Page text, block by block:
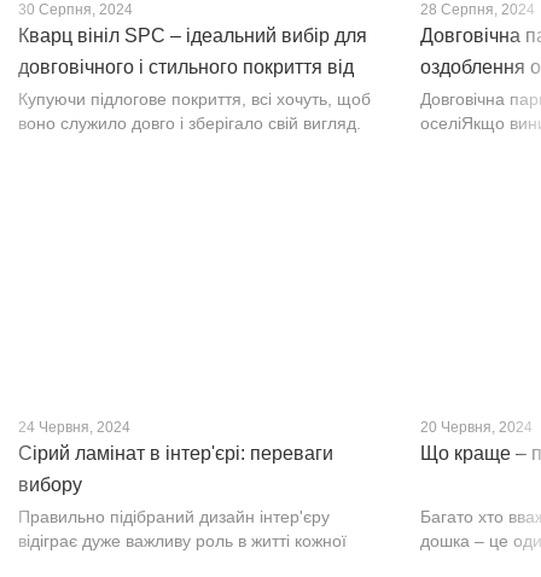
30 Серпня, 2024
Кварц вініл SPC – ідеальний вибір для
довговічного і стильного покриття від
PROFLOOR
Купуючи підлогове покриття, всі хочуть, щоб
воно служило довго і зберігало свій вигляд.
28 Серпня, 2024
Довговічна
оздоблення
Довговічна
оселіЯкщо
24 Червня, 2024
Сірий ламінат в інтер'єрі: переваги
вибору
Правильно підібраний дизайн інтер'єру
відіграє дуже важливу роль в житті кожної
20 Червня, 2024
Що краще –
Багато хто
дошка – це